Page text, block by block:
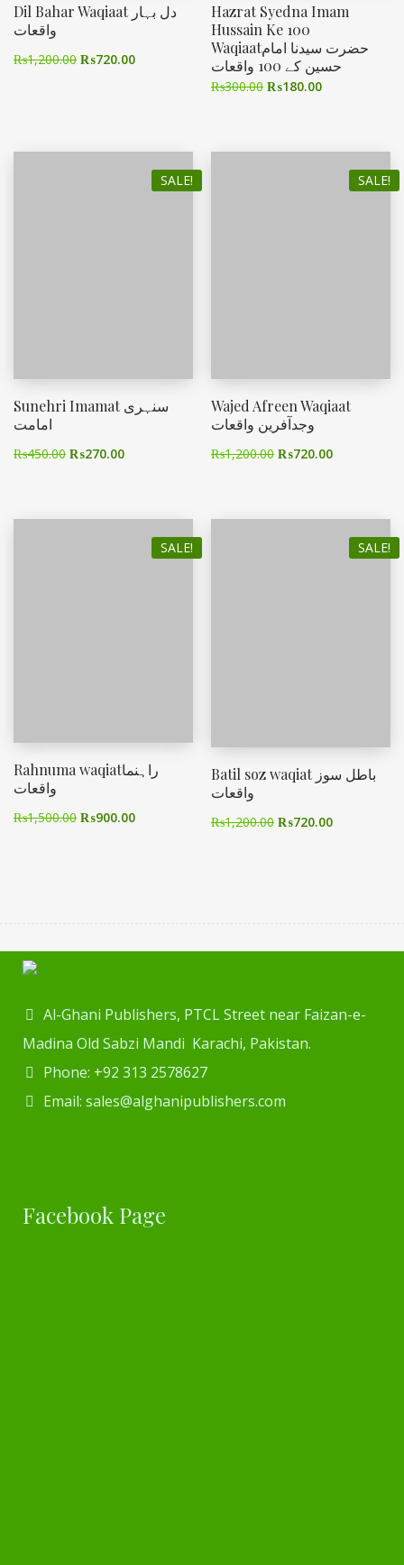
Dil Bahar Waqiaat دل بہار
واقعات
₨1,200.00 ₨720.00
Hazrat Syedna Imam
Hussain Ke 100
Waqiaatحضرت سیدنا امام
حسین کے 100 واقعات
₨300.00 ₨180.00
SALE!
Sunehri Imamat سنہری
امامت
₨450.00 ₨270.00
SALE!
Wajed Afreen Waqiaat
وجدآفرین واقعات
₨1,200.00 ₨720.00
SALE!
Rahnuma waqiatراہنما
واقعات
₨1,500.00 ₨900.00
SALE!
Batil soz waqiat باطل سوز
واقعات
₨1,200.00 ₨720.00
Al-Ghani Publishers, PTCL Street near Faizan-e-
Madina Old Sabzi Mandi Karachi, Pakistan.
Phone: +92 313 2578627
Email: sales@alghanipublishers.com
Facebook Page